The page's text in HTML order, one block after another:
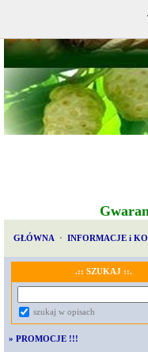
GŁÓWNA · INFORMACJE i
.:: SZUKAJ ::.
szukaj w opisach
» PROMOCJE !!!